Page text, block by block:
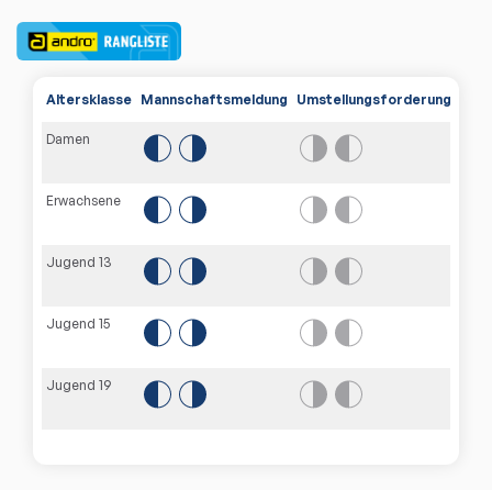
Altersklasse Mannschaftsmeldung Umstellungsforderungen
Damen
Erwachsene
Jugend 13
Jugend 15
Jugend 19